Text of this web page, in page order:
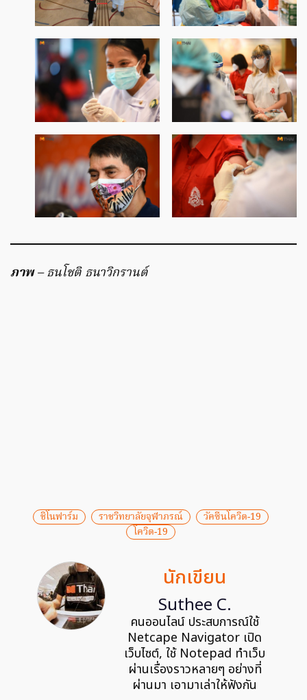
ภาพ– ธนโชติ ธนาวิกรานต์
ชิโนฟาร์ม ราชวิทยาลัยจุฬาภรณ์
วัคซีนโควิด-19
โควิด-19
นักเขียน
Suthee C.
คนออนไลน์ ประสบการณ์ใช้
Netcape Navigator เปิด
เว็บไซต์, ใช้ Notepad ทำเว็บ
ผ่านเรื่องราวหลายๆ อย่างที่
ผ่านมา เอามาเล่าให้ฟังกัน